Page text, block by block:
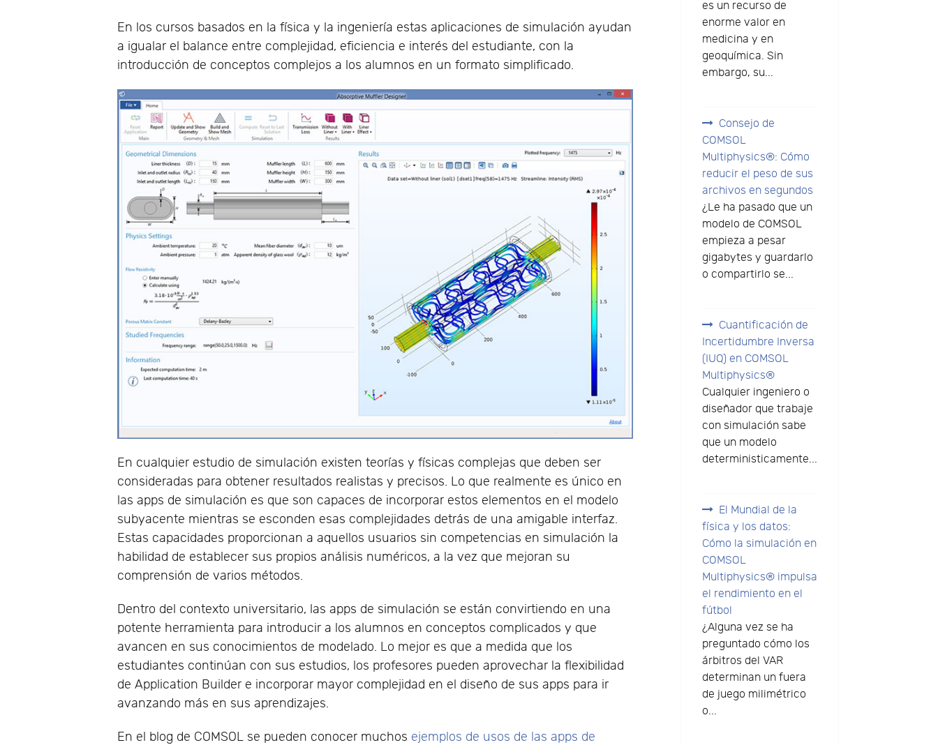
En los cursos basados en la física y la ingeniería estas aplicaciones de simulación ayudan
a igualar el balance entre complejidad, eficiencia e interés del estudiante, con la
introducción de conceptos complejos a los alumnos en un formato simplificado.
En cualquier estudio de simulación existen teorías y físicas complejas que deben ser
consideradas para obtener resultados realistas y precisos. Lo que realmente es único en
las apps de simulación es que son capaces de incorporar estos elementos en el modelo
subyacente mientras se esconden esas complejidades detrás de una amigable interfaz.
Estas capacidades proporcionan a aquellos usuarios sin competencias en simulación la
habilidad de establecer sus propios análisis numéricos, a la vez que mejoran su
comprensión de varios métodos.
Dentro del contexto universitario, las apps de simulación se están convirtiendo en una
potente herramienta para introducir a los alumnos en conceptos complicados y que
avancen en sus conocimientos de modelado. Lo mejor es que a medida que los
estudiantes continúan con sus estudios, los profesores pueden aprovechar la flexibilidad
de Application Builder e incorporar mayor complejidad en el diseño de sus apps para ir
avanzando más en sus aprendizajes.
En el blog de COMSOL se pueden conocer muchos ejemplos de usos de las apps de
es un recurso de
enorme valor en
medicina y en
geoquímica. Sin
embargo, su...
Consejo de
COMSOL
Multiphysics®: Cómo
reducir el peso de sus
archivos en segundos
¿Le ha pasado que un
modelo de COMSOL
empieza a pesar
gigabytes y guardarlo
o compartirlo se...
Cuantificación de
Incertidumbre Inversa
(IUQ) en COMSOL
Multiphysics®
Cualquier ingeniero o
diseñador que trabaje
con simulación sabe
que un modelo
deterministicamente...
El Mundial de la
física y los datos:
Cómo la simulación en
COMSOL
Multiphysics® impulsa
el rendimiento en el
fútbol
¿Alguna vez se ha
preguntado cómo los
árbitros del VAR
determinan un fuera
de juego milimétrico
o...